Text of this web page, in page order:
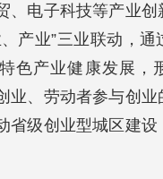
、电子科技等产业创
产业”三业联动，
色产业健康发展，
业、劳动者参与创业
省级创业型城区建设